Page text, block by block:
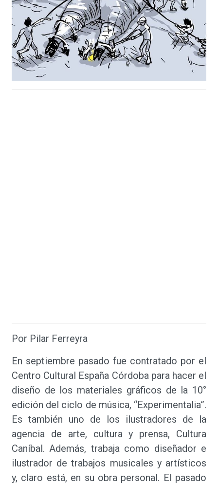
Por Pilar Ferreyra
En septiembre pasado fue contratado por el
Centro Cultural España Córdoba para hacer el
diseño de los materiales gráficos de la 10°
edición del ciclo de música, “Experimentalia”.
Es también uno de los ilustradores de la
agencia de arte, cultura y prensa, Cultura
Caníbal. Además, trabaja como diseñador e
ilustrador de trabajos musicales y artísticos
y, claro está, en su obra personal. El pasado